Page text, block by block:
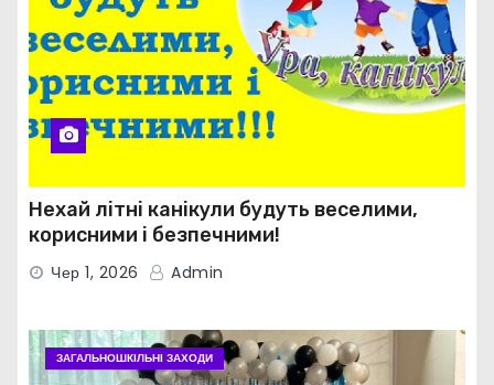
Нехай літні канікули будуть веселими,
корисними і безпечними!
Чер 1, 2026 Admin
ЗАГАЛЬНОШКІЛЬНІ ЗАХОДИ